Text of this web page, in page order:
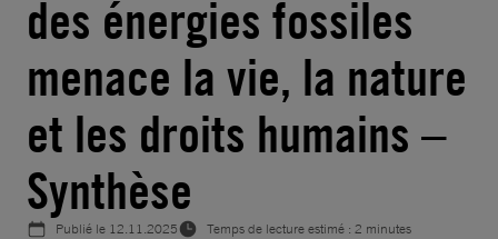
des énergies fossiles
menace la vie, la nature
et les droits humains –
Synthèse
Publié le 12.11.2025
Temps de lecture estimé : 2 minutes